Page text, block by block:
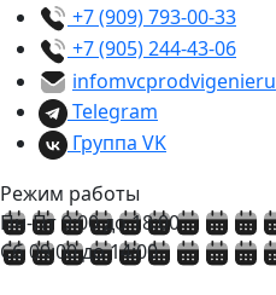
+7 (909) 793-00-33
+7 (905) 244-43-06
infomvcprodvigenieru
Telegram
Группа VK
Режим работы
Пн-Пт 9:00 до 18:00
Сб 09:00 до 14:00